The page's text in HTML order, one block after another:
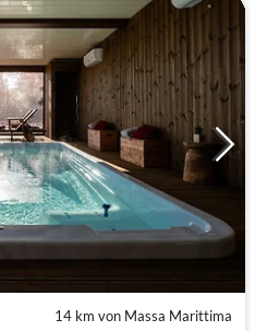
14 km von Massa Marittima